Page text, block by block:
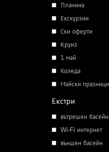
Планина
Екскурзии
Ски оферти
Круиз
1 май
Коледа
Майски празници
Екстри
вътрешен басейн
Wi-Fi интернет
външен басейн